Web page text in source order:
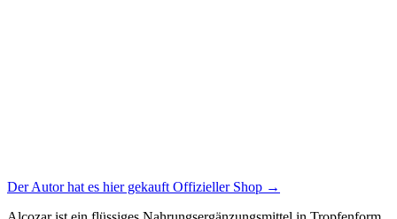
Der Autor hat es hier gekauft Offizieller Shop →